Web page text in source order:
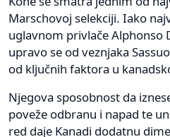
Marschovoj selekciji. Iako
uglavnom privlače Alphonso
upravo se od veznjaka
od ključnih faktora u
Njegova sposobnost da
poveže odbranu i napad te
red daje Kanadi dodatnu